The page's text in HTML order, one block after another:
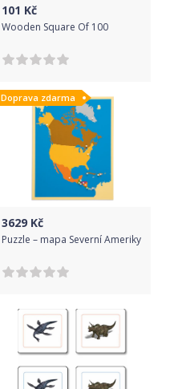
101 Kč
Wooden Square Of 100
Doprava zdarma
3629 Kč
Puzzle – mapa Severní Ameriky